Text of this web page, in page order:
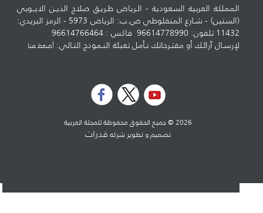
المملكة العربية السعودية - الـرياض طـريـق صلاح الديـن الايــوبي
(الستين) - شـارع المنفلوطي ص.ب: الرياض 5973 - الرمز البريدي:
11432 تلفون: 96614778990 فاكس : 96614766464
لإرسـال آرائـك أو مقتـرحاتك نـأمل تعبئة النـموذج التـالي:أضغط هنا
2026 © جميع الحقوق محفوظة للمجلة العربية
تصميم و تطوير شركهقدرات